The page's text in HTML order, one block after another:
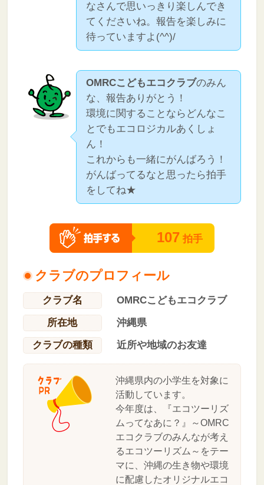
なさんで思いっきり楽しんでき
てくださいね。報告を楽しみに
待っていますよ(^^)/
OMRCこどもエコクラブのみん
な、報告ありがとう！
環境に関することならどんなこ
とでもエコロジカルあくしょ
ん！
これからも一緒にがんばろう！
がんばってるなと思ったら拍手
をしてね★
107 拍手
クラブのプロフィール
クラブ名
OMRCこどもエコクラブ
所在地
沖縄県
クラブの種類
近所や地域のお友達
沖縄県内の小学生を対象に
活動しています。
今年度は、『エコツーリズ
ムってなあに？』～OMRC
エコクラブのみんなが考え
るエコツーリズム～をテー
マに、沖縄の生き物や環境
に配慮したオリジナルエコ